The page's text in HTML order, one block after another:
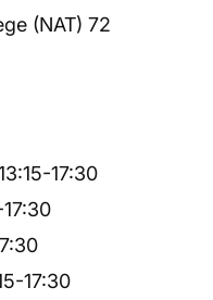
(NAT) 72
-17:30
17:30
-17:30